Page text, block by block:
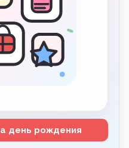
день рождения